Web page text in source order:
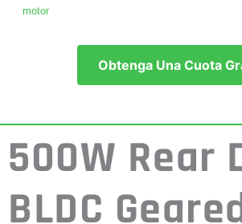
motor
Obtenga Una Cuota
500W Rear
BLDC